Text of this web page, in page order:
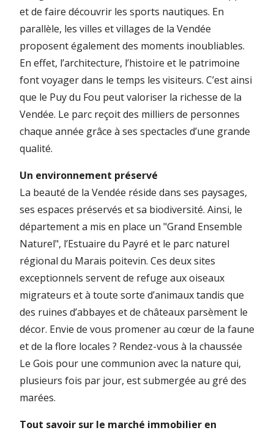
et de faire découvrir les sports nautiques. En
parallèle, les villes et villages de la Vendée
proposent également des moments inoubliables.
En effet, l’architecture, l’histoire et le patrimoine
font voyager dans le temps les visiteurs. C’est ainsi
que le Puy du Fou peut valoriser la richesse de la
Vendée. Le parc reçoit des milliers de personnes
chaque année grâce à ses spectacles d’une grande
qualité.
Un environnement préservé
La beauté de la Vendée réside dans ses paysages,
ses espaces préservés et sa biodiversité. Ainsi, le
département a mis en place un "Grand Ensemble
Naturel", l’Estuaire du Payré et le parc naturel
régional du Marais poitevin. Ces deux sites
exceptionnels servent de refuge aux oiseaux
migrateurs et à toute sorte d’animaux tandis que
des ruines d’abbayes et de châteaux parsèment le
décor. Envie de vous promener au cœur de la faune
et de la flore locales ? Rendez-vous à la chaussée
Le Gois pour une communion avec la nature qui,
plusieurs fois par jour, est submergée au gré des
marées.
Tout savoir sur le marché immobilier en